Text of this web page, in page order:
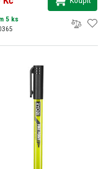
5 ks